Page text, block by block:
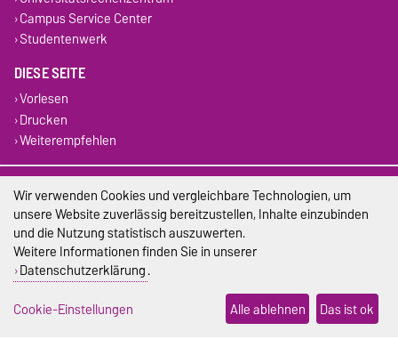
Campus Service Center
Studentenwerk
DIESE SEITE
Vorlesen
Drucken
Weiterempfehlen
Impressum
Datenschutz
Barrierefreiheit
Cookie-Einstellungen
Wir verwenden Cookies und vergleichbare Technologien, um
unsere Website zuverlässig bereitzustellen, Inhalte einzubinden
und die Nutzung statistisch auszuwerten.
Weitere Informationen finden Sie in unserer
Datenschutzerklärung.
Cookie-Einstellungen
Alle ablehnen Das ist ok